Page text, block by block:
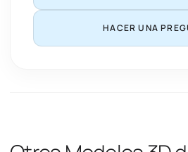
HACER UNA